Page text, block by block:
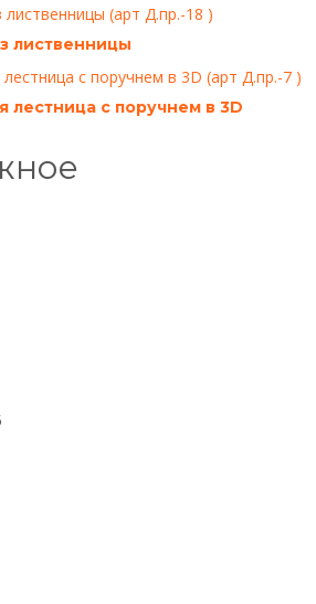
лиственницы
лестница с поручнем в 3D